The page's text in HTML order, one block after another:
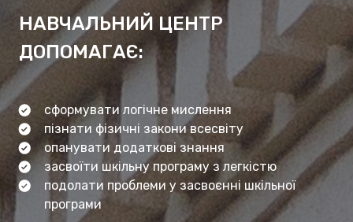
НАВЧАЛЬНИЙ ЦЕНТР
ДОПОМАГАЄ:
сформувати логічне мислення
пізнати фізичні закони всесвіту
опанувати додаткові знання
засвоїти шкільну програму з легкістю
подолати проблеми у засвоєнні шкільної
програми